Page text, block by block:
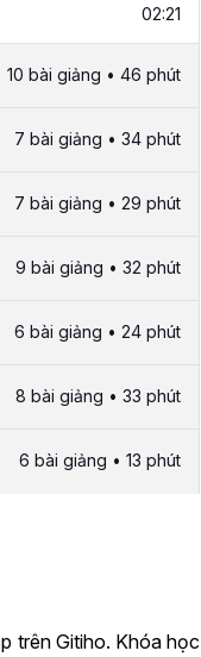
02:21
10 bài giảng • 46 phút
7 bài giảng • 34 phút
7 bài giảng • 29 phút
9 bài giảng • 32 phút
6 bài giảng • 24 phút
8 bài giảng • 33 phút
6 bài giảng • 13 phút
trên Gitiho. Khóa học